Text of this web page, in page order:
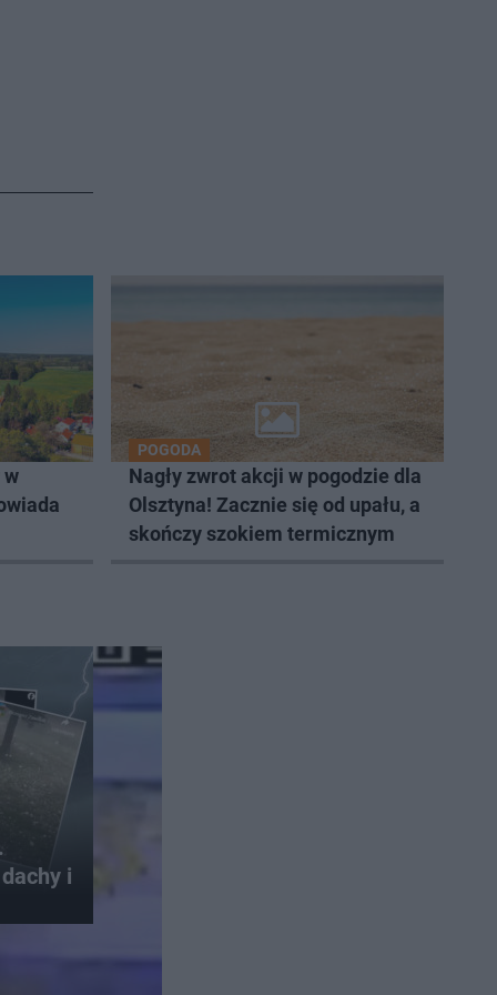
w
POGODA
Nagły zwrot akcji w pogodzie dla
Olsztyna! Zacznie się od upału, a
skończy szokiem termicznym
i